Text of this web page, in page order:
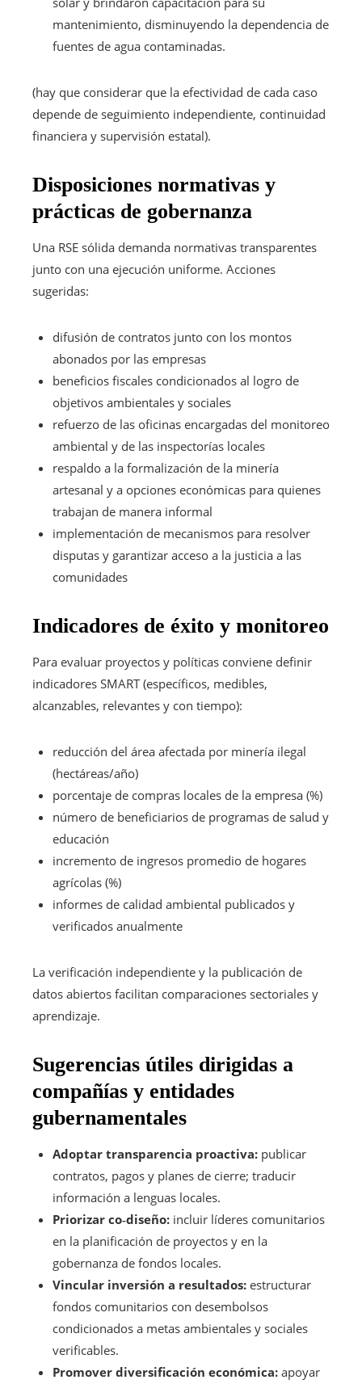
mantenimiento, disminuyendo la dependencia de
fuentes de agua contaminadas.
(hay que considerar que la efectividad de cada caso
depende de seguimiento independiente, continuidad
financiera y supervisión estatal).
Disposiciones normativas y
prácticas de gobernanza
Una RSE sólida demanda normativas transparentes
junto con una ejecución uniforme. Acciones
sugeridas:
difusión de contratos junto con los montos
abonados por las empresas
beneficios fiscales condicionados al logro de
objetivos ambientales y sociales
refuerzo de las oficinas encargadas del monitoreo
ambiental y de las inspectorías locales
respaldo a la formalización de la minería
artesanal y a opciones económicas para quienes
trabajan de manera informal
implementación de mecanismos para resolver
disputas y garantizar acceso a la justicia a las
comunidades
Indicadores de éxito y monitoreo
Para evaluar proyectos y políticas conviene definir
indicadores SMART (específicos, medibles,
alcanzables, relevantes y con tiempo):
reducción del área afectada por minería ilegal
(hectáreas/año)
porcentaje de compras locales de la empresa (%)
número de beneficiarios de programas de salud y
educación
incremento de ingresos promedio de hogares
agrícolas (%)
informes de calidad ambiental publicados y
verificados anualmente
La verificación independiente y la publicación de
datos abiertos facilitan comparaciones sectoriales y
aprendizaje.
Sugerencias útiles dirigidas a
compañías y entidades
gubernamentales
Adoptar transparencia proactiva: publicar
contratos, pagos y planes de cierre; traducir
información a lenguas locales.
Priorizar co‑diseño: incluir líderes comunitarios
en la planificación de proyectos y en la
gobernanza de fondos locales.
Vincular inversión a resultados: estructurar
fondos comunitarios con desembolsos
condicionados a metas ambientales y sociales
verificables.
Promover diversificación económica: apoyar